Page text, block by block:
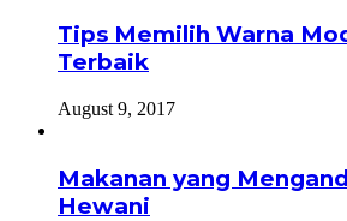
Tips Memilih Warna
Terbaik
August 9, 2017
Makanan yang
Hewani